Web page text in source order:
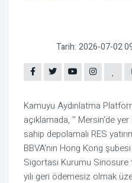
Tarih: 2026-07-02
Kamuyu Aydınlatma
açıklamada, '' Mersin'de
sahip depolamalı RES
BBVA'nın Hong Kong
Sigortası Kurumu
yılı geri ödemesiz olmak